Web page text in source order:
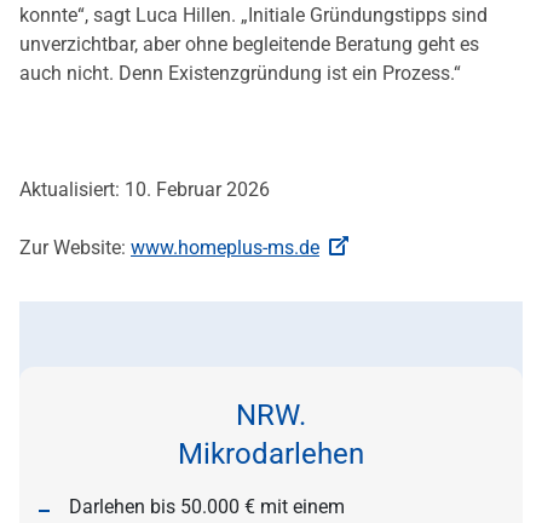
konnte“, sagt Luca Hillen. „Initiale Gründungstipps sind
unverzichtbar, aber ohne begleitende Beratung geht es
auch nicht. Denn Existenzgründung ist ein Prozess.“
Aktualisiert: 10. Februar 2026
Zur Website: www.homeplus-ms.de
NRW.
Mikrodarlehen
Darlehen bis 50.000 € mit einem